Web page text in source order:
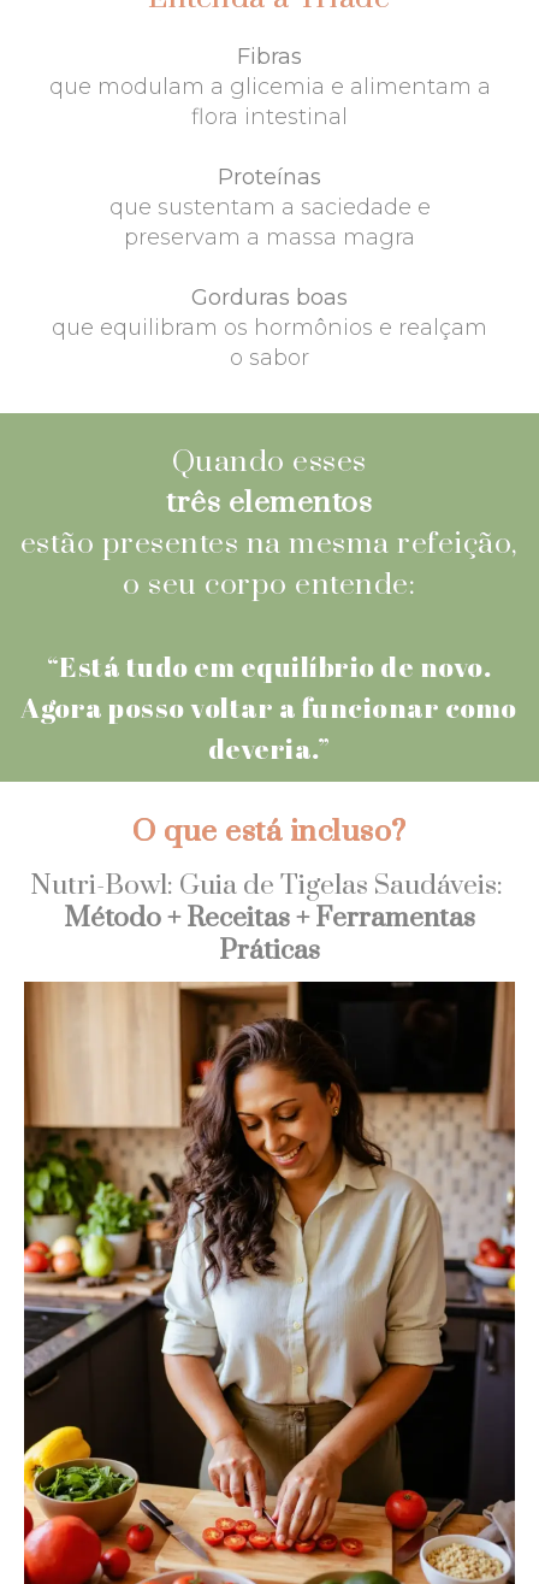
Fibras
que modulam a glicemia e alimentam a
flora intestinal
Proteínas
que sustentam a saciedade e
preservam a massa magra
Gorduras boas
que equilibram os hormônios e realçam
o sabor
Quando esses
três elementos
estão presentes na mesma refeição,
o seu corpo entende:
“Está tudo em equilíbrio de novo.
Agora posso voltar a funcionar como
deveria.”
O que está incluso?
Nutri-Bowl: Guia de Tigelas Saudáveis:
Método + Receitas + Ferramentas
Práticas